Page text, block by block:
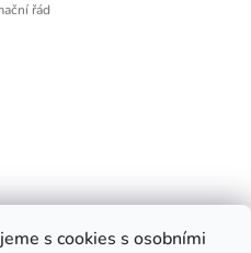
s cookies s osobními
řád